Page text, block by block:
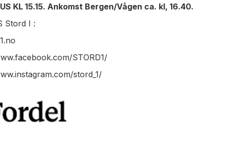
KL 15.15. Ankomst Bergen/Vågen ca. kl, 16.40.
Stord I :
STORD1/
stord_1/